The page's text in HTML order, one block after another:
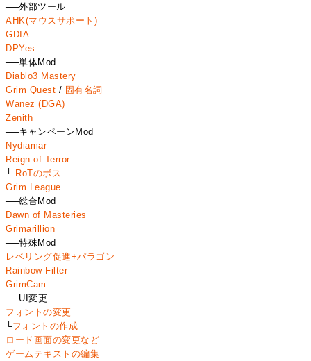
──外部ツール
AHK(マウスサポート)
GDIA
DPYes
──単体Mod
Diablo3 Mastery
Grim Quest / 固有名詞
Wanez (DGA)
Zenith
──キャンペーンMod
Nydiamar
Reign of Terror
└ RoTのボス
Grim League
──総合Mod
Dawn of Masteries
Grimarillion
──特殊Mod
レベリング促進+パラゴン
Rainbow Filter
GrimCam
──UI変更
フォントの変更
└フォントの作成
ロード画面の変更など
ゲームテキストの編集